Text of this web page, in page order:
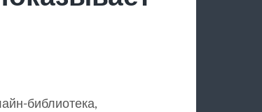
библиотека,